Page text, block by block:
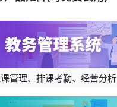
管理、排课考勤、经营分析